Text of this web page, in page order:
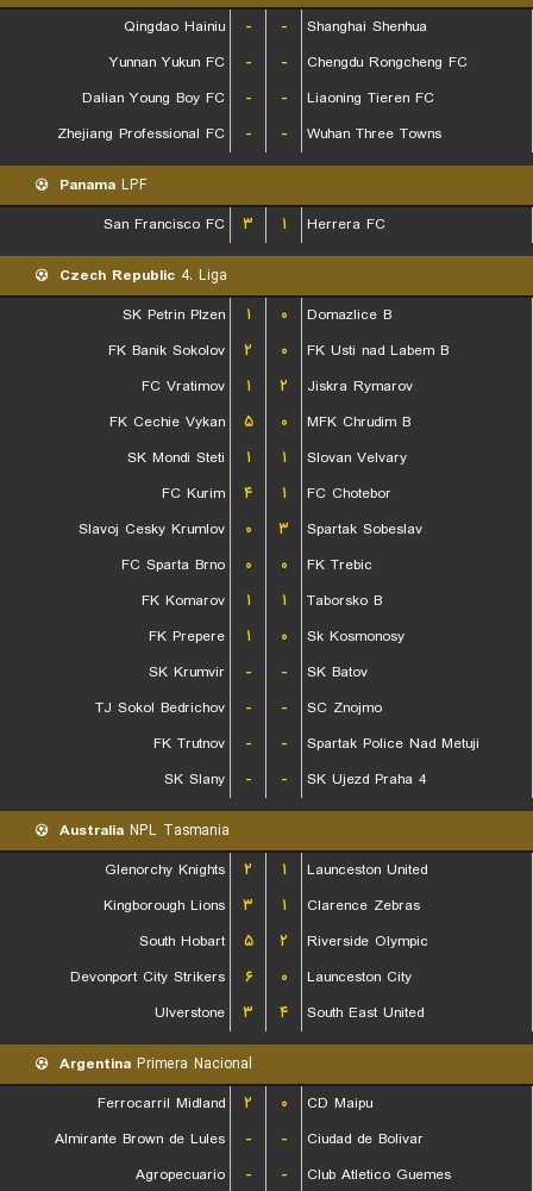
Qingdao Hainiu
- -
Shanghai Shenhua
Yunnan Yukun FC
- -
Chengdu Rongcheng FC
Dalian Young Boy FC
- -
Liaoning Tieren FC
Zhejiang Professional FC
- - Wuhan Three Towns
Panama LPF
San Francisco FC
۳ ۱ Herrera FC
Czech Republic 4. Liga
SK Petrin Plzen
۱ ۰
Domazlice B
FK Banik Sokolov
۲ ۰
FK Usti nad Labem B
FC Vratimov
۱ ۲
Jiskra Rymarov
FK Cechie Vykan
۵ ۰
MFK Chrudim B
SK Mondi Steti
۱ ۱
Slovan Velvary
FC Kurim
۴ ۱
FC Chotebor
Slavoj Cesky Krumlov
۰ ۳
Spartak Sobeslav
FC Sparta Brno
۰ ۰
FK Trebic
FK Komarov
۱ ۱
Taborsko B
FK Prepere
۱ ۰
Sk Kosmonosy
SK Krumvir
- -
SK Batov
TJ Sokol Bedrichov
- -
SC Znojmo
FK Trutnov
- -
Spartak Police Nad Metuji
SK Slany
- - SK Ujezd Praha 4
Australia NPL Tasmania
Glenorchy Knights
۲ ۱
Launceston United
Kingborough Lions
۳ ۱
Clarence Zebras
South Hobart
۵ ۲
Riverside Olympic
Devonport City Strikers
۶ ۰
Launceston City
Ulverstone
۳ ۴ South East United
Argentina Primera Nacional
Ferrocarril Midland
۲ ۰
CD Maipu
Almirante Brown de Lules
- -
Ciudad de Bolivar
Agropecuario
- -
Club Atletico Guemes